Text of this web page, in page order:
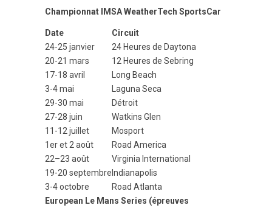
Championnat IMSA WeatherTech SportsCar
Date
Circuit
24-25 janvier
24 Heures de Daytona
20-21 mars
12 Heures de Sebring
17-18 avril
Long Beach
3-4 mai
Laguna Seca
29-30 mai
Détroit
27-28 juin
Watkins Glen
11-12 juillet
Mosport
1er et 2 août
Road America
22–23 août
Virginia International
19-20 septembre Indianapolis
3-4 octobre
Road Atlanta
European Le Mans Series (épreuves